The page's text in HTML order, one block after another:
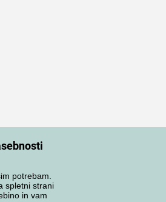
potrebam.
spletni strani
in vam